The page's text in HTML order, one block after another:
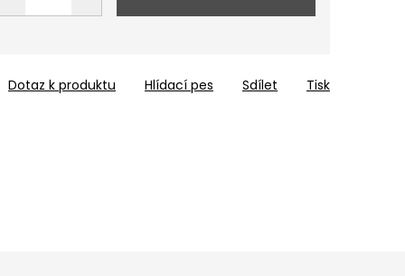
Tisk
Dotaz k produktu Hlídací pes Sdílet